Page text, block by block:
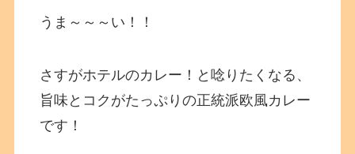
うま～～～い！！
さすがホテルのカレー！と唸りたくなる、
旨味とコクがたっぷりの正統派欧風カレー
です！